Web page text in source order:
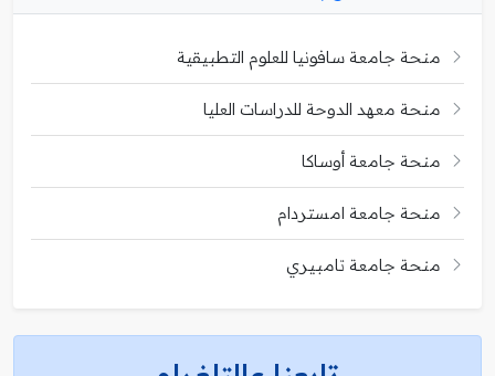
منحة جامعة سافونيا للعلوم التطبيقية
منحة معهد الدوحة للدراسات العليا
منحة جامعة أوساكا
منحة جامعة امستردام
منحة جامعة تامبيري